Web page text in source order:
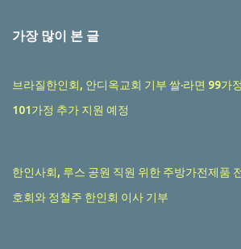
가장 많이 본 글
브라질한인회, 안디옥교회 기부 쌀·라면 99가
101가정 추가 지원 예정
한인사회, 루스 공원 직원 위한 주방가전제품
호회와 정철주 한인회 이사 기부